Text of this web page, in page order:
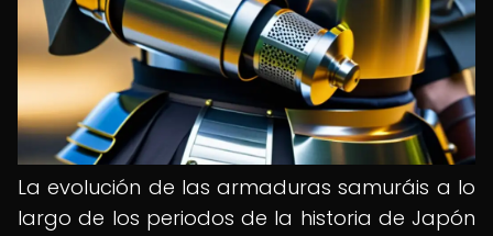
La evolución de las armaduras samuráis a lo
largo de los periodos de la historia de Japón